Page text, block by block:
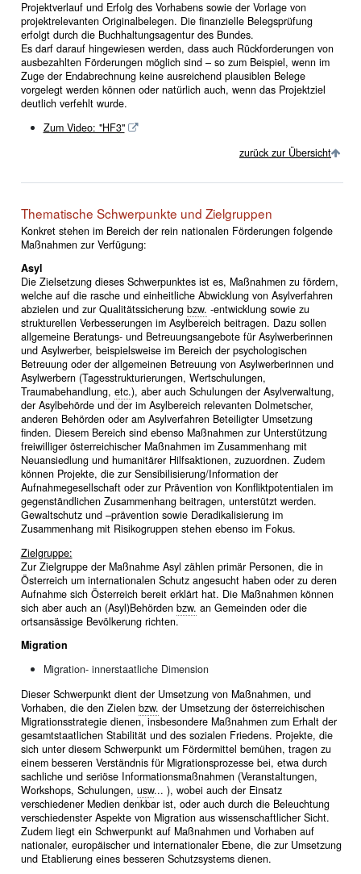
Projektverlauf und Erfolg des Vorhabens sowie der Vorlage von
projektrelevanten Originalbelegen. Die finanzielle Belegsprüfung
erfolgt durch die Buchhaltungsagentur des Bundes.
Es darf darauf hingewiesen werden, dass auch Rückforderungen von
ausbezahlten Förderungen möglich sind – so zum Beispiel, wenn im
Zuge der Endabrechnung keine ausreichend plausiblen Belege
vorgelegt werden können oder natürlich auch, wenn das Projektziel
deutlich verfehlt wurde.
Zum Video: "HF3"
zurück zur Übersicht
Thematische Schwerpunkte und Zielgruppen
Konkret stehen im Bereich der rein nationalen Förderungen folgende
Maßnahmen zur Verfügung:
Asyl
Die Zielsetzung dieses Schwerpunktes ist es, Maßnahmen zu fördern,
welche auf die rasche und einheitliche Abwicklung von Asylverfahren
abzielen und zur Qualitätssicherung bzw. -entwicklung sowie zu
strukturellen Verbesserungen im Asylbereich beitragen. Dazu sollen
allgemeine Beratungs- und Betreuungsangebote für Asylwerberinnen
und Asylwerber, beispielsweise im Bereich der psychologischen
Betreuung oder der allgemeinen Betreuung von Asylwerberinnen und
Asylwerbern (Tagesstrukturierungen, Wertschulungen,
Traumabehandlung, etc.), aber auch Schulungen der Asylverwaltung,
der Asylbehörde und der im Asylbereich relevanten Dolmetscher,
anderen Behörden oder am Asylverfahren Beteiligter Umsetzung
finden. Diesem Bereich sind ebenso Maßnahmen zur Unterstützung
freiwilliger österreichischer Maßnahmen im Zusammenhang mit
Neuansiedlung und humanitärer Hilfsaktionen, zuzuordnen. Zudem
können Projekte, die zur Sensibilisierung/Information der
Aufnahmegesellschaft oder zur Prävention von Konfliktpotentialen im
gegenständlichen Zusammenhang beitragen, unterstützt werden.
Gewaltschutz und –prävention sowie Deradikalisierung im
Zusammenhang mit Risikogruppen stehen ebenso im Fokus.
Zielgruppe:
Zur Zielgruppe der Maßnahme Asyl zählen primär Personen, die in
Österreich um internationalen Schutz angesucht haben oder zu deren
Aufnahme sich Österreich bereit erklärt hat. Die Maßnahmen können
sich aber auch an (Asyl)Behörden bzw. an Gemeinden oder die
ortsansässige Bevölkerung richten.
Migration
Migration- innerstaatliche Dimension
Dieser Schwerpunkt dient der Umsetzung von Maßnahmen, und
Vorhaben, die den Zielen bzw. der Umsetzung der österreichischen
Migrationsstrategie dienen, insbesondere Maßnahmen zum Erhalt der
gesamtstaatlichen Stabilität und des sozialen Friedens. Projekte, die
sich unter diesem Schwerpunkt um Fördermittel bemühen, tragen zu
einem besseren Verständnis für Migrationsprozesse bei, etwa durch
sachliche und seriöse Informationsmaßnahmen (Veranstaltungen,
Workshops, Schulungen, usw... ), wobei auch der Einsatz
verschiedener Medien denkbar ist, oder auch durch die Beleuchtung
verschiedenster Aspekte von Migration aus wissenschaftlicher Sicht.
Zudem liegt ein Schwerpunkt auf Maßnahmen und Vorhaben auf
nationaler, europäischer und internationaler Ebene, die zur Umsetzung
und Etablierung eines besseren Schutzsystems dienen.